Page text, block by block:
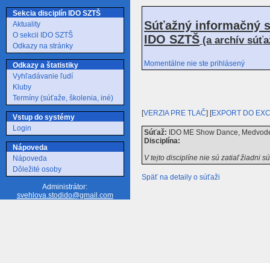
Sekcia disciplín IDO SZTŠ
Aktuality
O sekcii IDO SZTŠ
Odkazy na stránky
Odkazy a štatistiky
Vyhľadávanie ľudí
Kluby
Termíny (súťaže, školenia, iné)
Vstup do systémy
Login
Nápoveda
Nápoveda
Dôležité osoby
Administrátor:
svehlova.stodido@gmail.com
Súťažný informačný
IDO SZTŠ (a archív
Momentálne nie ste prihlásený
[VERZIA PRE TLAČ] [EXPORT DO
Súťaž: IDO ME Show Dance,
Disciplína:
V tejto disciplíne nie sú zatiaľ žiadni
Späť na detaily o súťaži